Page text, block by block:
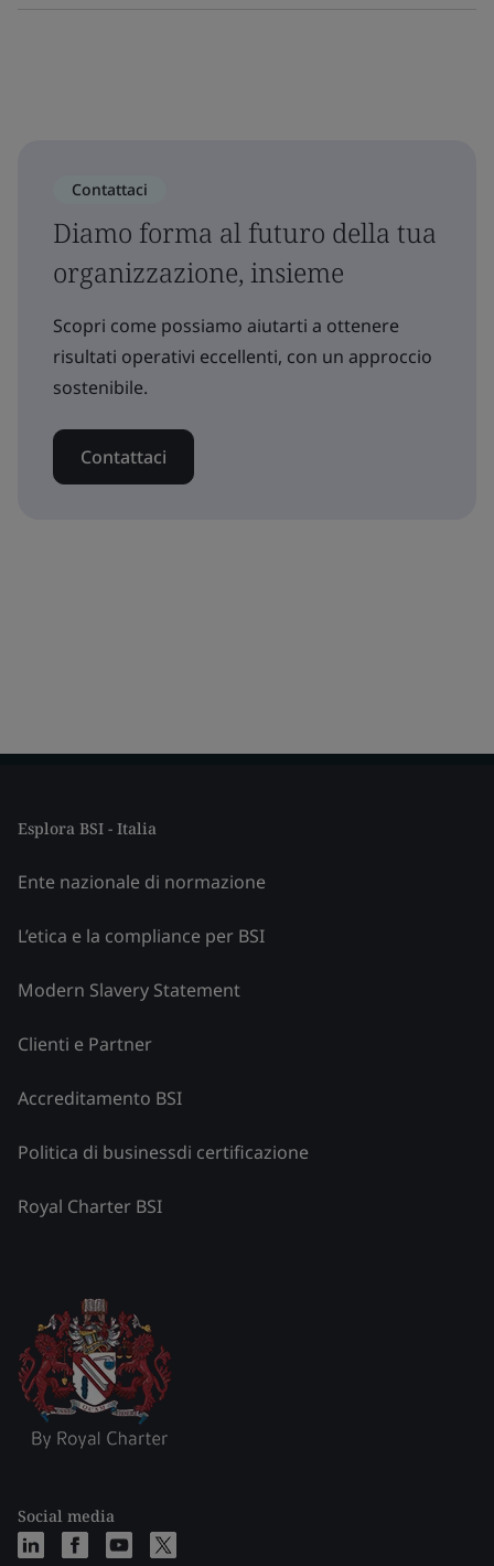
Contattaci
Diamo forma al futuro della tua
organizzazione, insieme
Scopri come possiamo aiutarti a ottenere
risultati operativi eccellenti, con un approccio
sostenibile.
Contattaci
Esplora BSI - Italia
Ente nazionale di normazione
L’etica e la compliance per BSI
Modern Slavery Statement
Clienti e Partner
Accreditamento BSI
Politica di businessdi certificazione
Royal Charter BSI
Social media